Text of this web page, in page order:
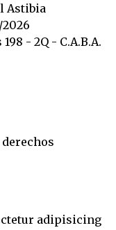
Astibia
- 2Q - C.A.B.A.
derechos
adipisicing